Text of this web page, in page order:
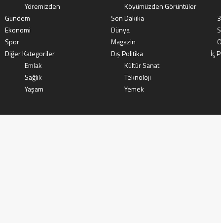
Yöremizden
Köyümüzden Görüntüler
Gündem
Son Dakika
Ekonomi
Dünya
Spor
Magazin
Diğer Kategoriler
Dış Politika
İç
Emlak
Kültür Sanat
Sağlık
Teknoloji
Yaşam
Yemek